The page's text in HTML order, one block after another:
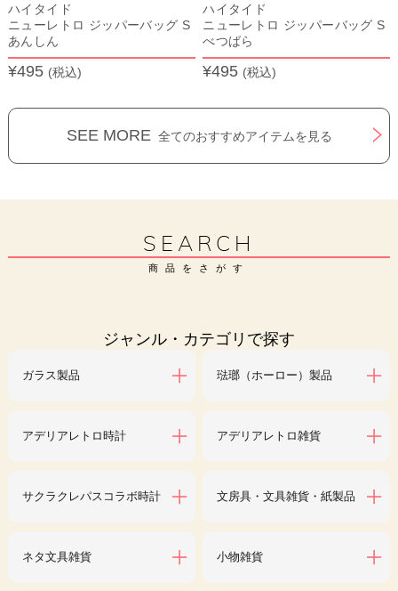
ハイタイド
ニューレトロ ジッパーバッグ S
あんしん
¥495 (税込)
ハイタイド
ニューレトロ ジッパーバッグ S
べつばら
¥495 (税込)
SEE MORE 全てのおすすめアイテムを見る
SEARCH
商品をさがす
ジャンル・カテゴリで探す
ガラス製品 琺瑯（ホーロー）製品
アデリアレトロ時計 アデリアレトロ雑貨
サクラクレパスコラボ時計 文房具・文具雑貨・紙製品
ネタ文具雑貨 小物雑貨